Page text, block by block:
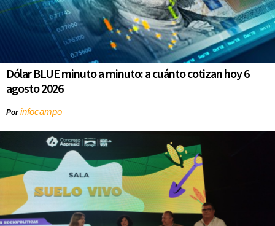
Dólar BLUE minuto a minuto: a cuánto cotizan hoy 6
agosto 2026
Porinfocampo